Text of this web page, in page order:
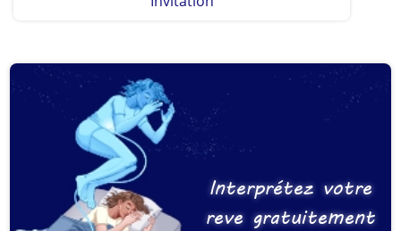
Interprétez votre
reve gratuitement